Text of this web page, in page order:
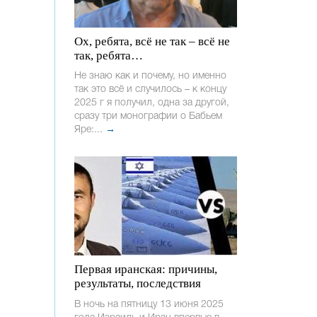
Ох, ребята, всё не так – всё не
так, ребята…
Не знаю как и почему, но именно
так это всё и случилось – к концу
2025 г я получил, одна за другой,
сразу три монографии о Бабьем
Яре:... →
Первая иранская: причины,
результаты, последствия
В ночь на пятницу 13 июня 2025